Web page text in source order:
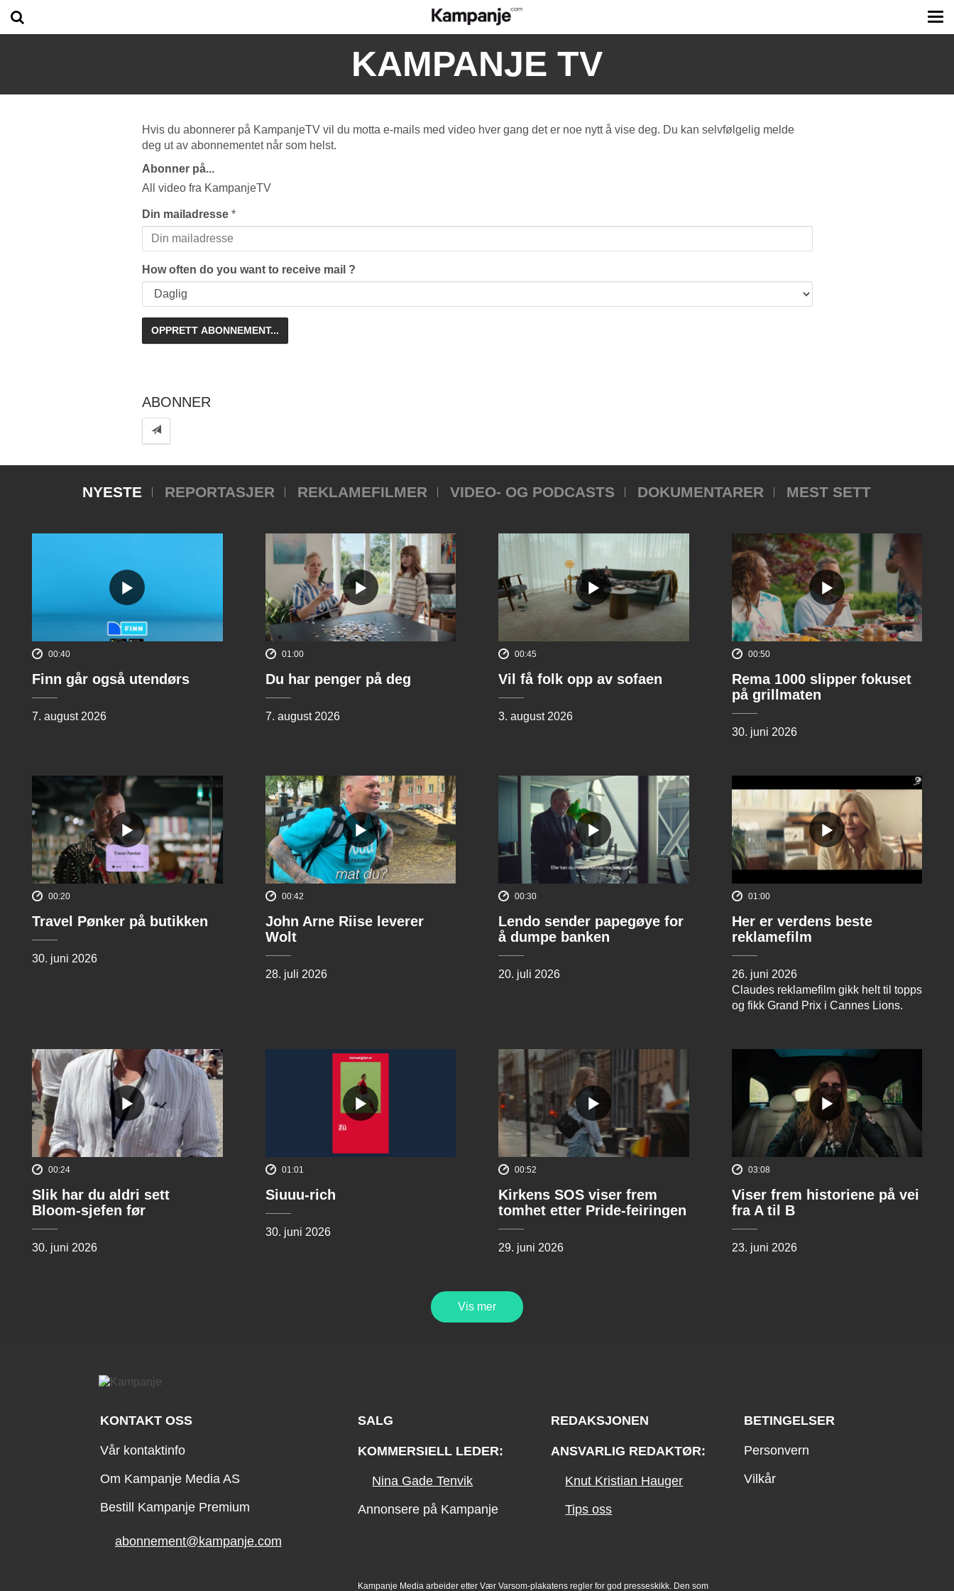
KAMPANJE TV
Hvis du abonnerer på KampanjeTV vil du motta e-mails med video hver gang det er noe nytt å vise deg. Du kan selvfølgelig melde
deg ut av abonnementet når som helst.
Abonner på...
All video fra KampanjeTV
Din mailadresse *
How often do you want to receive mail ?
ABONNER
NYESTE REPORTASJER REKLAMEFILMER VIDEO- OG PODCASTS DOKUMENTARER MEST SETT
00:40
Finn går også utendørs
7. august 2026
01:00
Du har penger på deg
7. august 2026
00:45
Vil få folk opp av sofaen
3. august 2026
00:50
Rema 1000 slipper fokuset
på grillmaten
30. juni 2026
00:20
Travel Pønker på butikken
30. juni 2026
00:42
John Arne Riise leverer
Wolt
28. juli 2026
00:30
Lendo sender papegøye for
å dumpe banken
20. juli 2026
01:00
Her er verdens beste
reklamefilm
26. juni 2026
Claudes reklamefilm gikk helt til topps
og fikk Grand Prix i Cannes Lions.
00:24
Slik har du aldri sett
Bloom-sjefen før
30. juni 2026
01:01
Siuuu-rich
30. juni 2026
00:52
Kirkens SOS viser frem
tomhet etter Pride-feiringen
29. juni 2026
03:08
Viser frem historiene på vei
fra A til B
23. juni 2026
Vis mer
KONTAKT OSS
Vår kontaktinfo
Om Kampanje Media AS
Bestill Kampanje Premium
abonnement@kampanje.com
SALG
KOMMERSIELL LEDER:
Nina Gade Tenvik
Annonsere på Kampanje
REDAKSJONEN
ANSVARLIG REDAKTØR:
Knut Kristian Hauger
Tips oss
BETINGELSER
Personvern
Vilkår
Kampanje Media arbeider etter Vær Varsom-plakatens regler for god presseskikk. Den som